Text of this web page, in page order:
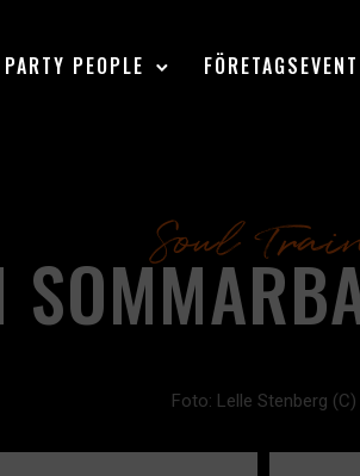
PARTY PEOPLE FÖRETAGSEVENT
Soul
Foto: Lelle Stenberg (C)